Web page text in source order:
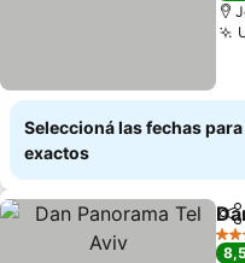
Seleccioná las fechas
exactos
5
8,5